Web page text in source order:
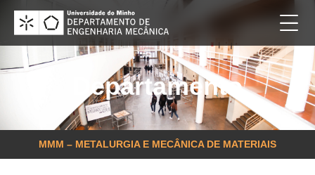
Departamento
MMM – METALURGIA E MECÂNICA DE MATERIAIS